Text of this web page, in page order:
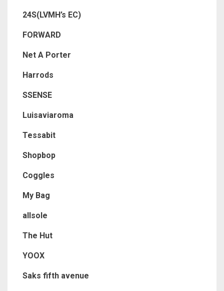
24S(LVMH’s EC)
FORWARD
Net A Porter
Harrods
SSENSE
Luisaviaroma
Tessabit
Shopbop
Coggles
My Bag
allsole
The Hut
YOOX
Saks fifth avenue